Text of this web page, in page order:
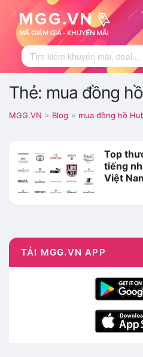
Thẻ: mua đồng
MGG.VN > Blog > mua đồng hồ
Top
tiếng
Việt
TẢI MGG.VN APP